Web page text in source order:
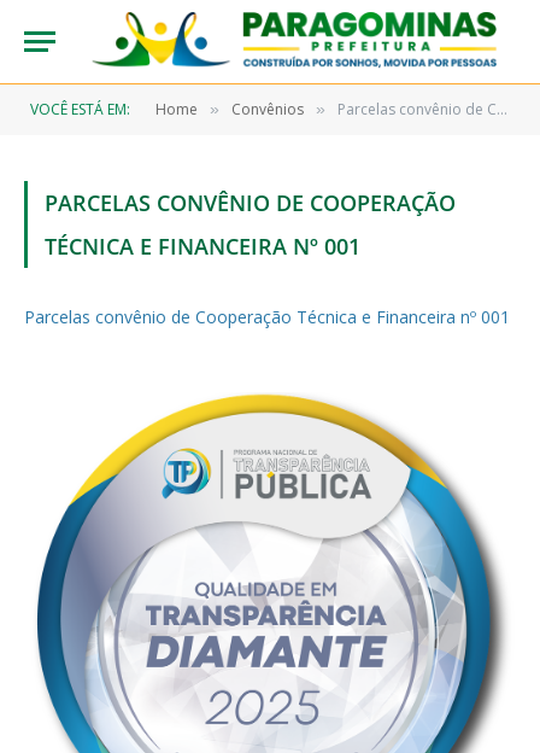
VOCÊ ESTÁ EM: Home » Convênios » Parcelas convênio de Cooperação Técnica e Financeira nº 001
PARCELAS CONVÊNIO DE COOPERAÇÃO
TÉCNICA E FINANCEIRA Nº 001
Parcelas convênio de Cooperação Técnica e Financeira nº 001